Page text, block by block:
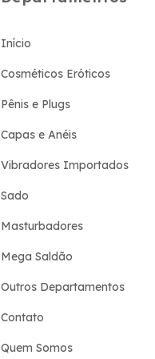
Início
Cosméticos Eróticos
Pênis e Plugs
Capas e Anéis
Vibradores Importados
Sado
Masturbadores
Mega Saldão
Outros Departamentos
Contato
Quem Somos